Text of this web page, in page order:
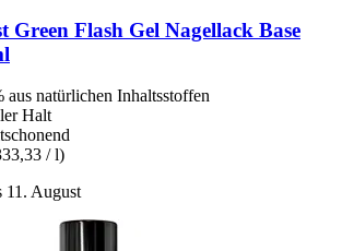
Green Flash Gel Nagellack Base
aus natürlichen Inhaltsstoffen
Halt
/ l)
11. August